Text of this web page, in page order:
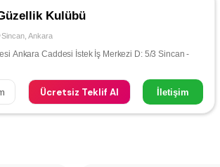
Kulübü
Sincan Ankara
Ankara Caddesi İstek İş Merkezi D: 5/3 Sincan -
Ücretsiz Teklif Al İletişim